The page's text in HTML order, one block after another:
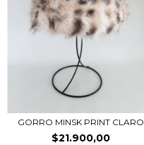
GORRO MINSK PRINT CLARO
$21.900,00